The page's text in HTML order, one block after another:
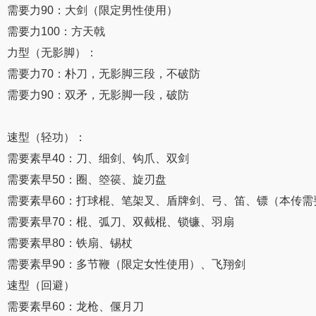
需要力90：大剑（限定男性使用）
需要力100：方天戟
力型（无影脚）：
需要力70：朴刀，无影脚三段，不破防
需要力90：双矛，无影脚一段，破防
速型（轻功）：
需要素早40：刀、细剑、钩爪、双剑
需要素早50：圈、箜篌、旋刃盘
需要素早60：打球棍、笔架叉、盾牌剑、弓、笛、镖（本传需
需要素早70：棍、弧刀、双截棍、锁镰、羽扇
需要素早80：铁扇、锡杖
需要素早90：多节鞭（限定女性使用）、飞翔剑
速型（回避）
需要素早60：龙枪、偃月刀